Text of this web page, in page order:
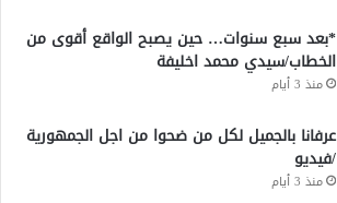
*بعد سبع سنوات… حين يصبح الواقع أقوى من
الخطاب/سيدي محمد اخليفة
منذ 3 أيام
عرفانا بالجميل لكل من ضحوا من اجل الجمهورية
/فيديو
منذ 3 أيام